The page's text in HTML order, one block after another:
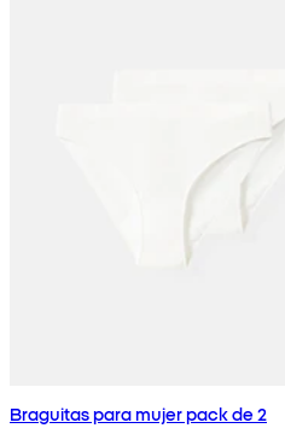
Braguitas para mujer pack de 2